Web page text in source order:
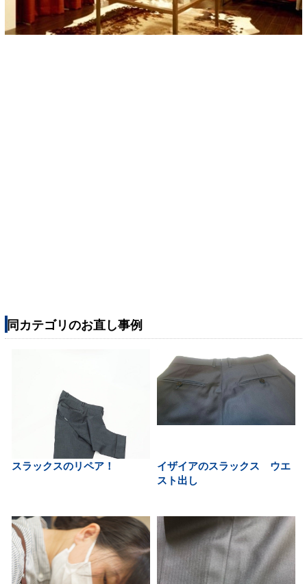
同カテゴリのお直し事例
スラックスのリペア！
イザイアのスラックス ウエ
スト出し